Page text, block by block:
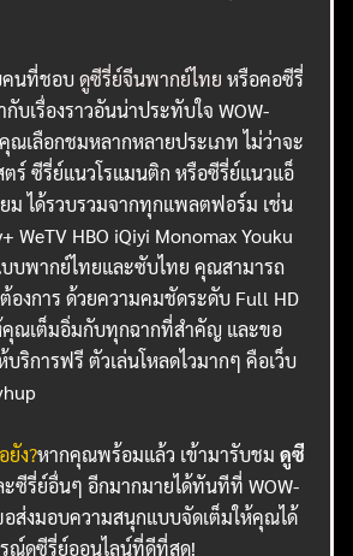
คนที่ชอบดูซีรี่ย์จีนพากย์ไทย หรือคอซีรี่
บเรื่องราวอันน่าประทับใจ WOW-
คุณเลือกชมหลากหลายประเภท ไม่ว่าจะ
ร์ ซีรี่ย์แนวโรแมนติก หรือซีรี่ย์แนวแอ็
ม ได้รวบรวมจากทุกแพลตฟอร์ม เช่น
WeTV HBO iQiyi Monomax Youku
บพากย์ไทยและซับไทย คุณสามารถ
องการ ด้วยความคมชัดระดับ Full HD
คุณเต็มอิ่มกับทุกฉากที่สำคัญ และขอ
ริการฟรี ตัวเล่นโหลดไวมากๆ คือเว็บ
ยัง?หากคุณพร้อมแล้ว เข้ามารับชมดูซี
ะซีรี่ย์อื่นๆ อีกมากมายได้ทันทีที่ WOW-
ขอส่งมอบความสนุกแบบจัดเต็มให้คุณได้
ณ์ดูซีรี่ย์ออนไลน์ที่ดีที่สุด!